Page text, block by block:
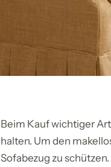
Beim Kauf wichtiger
halten. Um den
Sofabezug zu